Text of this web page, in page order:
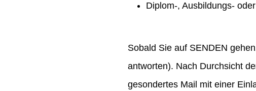
Diplom-, Ausbildungs-
Sobald Sie auf SENDEN
antworten). Nach Durchsicht
gesondertes Mail mit einer